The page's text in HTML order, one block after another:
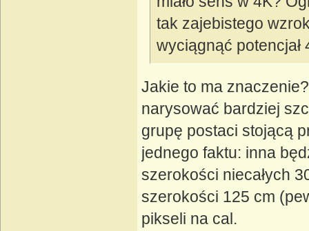
tak zajebistego
wyciągnąć potencjał
Jakie to ma
narysować bardziej
grupę postaci stojącą
jednego faktu: inna
szerokości niecałych
szerokości 125 cm
pikseli na cal.